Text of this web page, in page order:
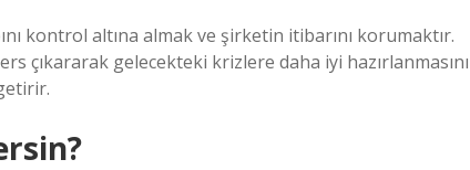
kontrol altına almak ve şirketin itibarını korumaktır.
çıkararak gelecekteki krizlere daha iyi hazırlanmasını